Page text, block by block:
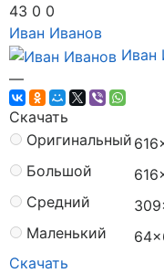
43 0 0
Иван Иванов
Иван
—
Скачать
Оригинальный
Большой
Средний
Маленький
Скачать